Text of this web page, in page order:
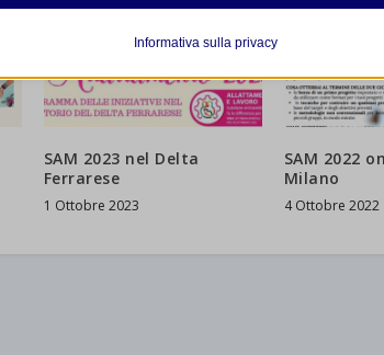
SAM 2023 nel Delta
Ferrarese
1 Ottobre 2023
SAM 2022
Milano
4 Ottobre 2022
*
come i visitatori interagiscono con il nostro sito web.
Mostra dettagli
include tutti i cookie, i domini e i servizi che non
o che non sono stati esplicitamente categorizzati.
Mostra dettagli
Informativa sulla privacy